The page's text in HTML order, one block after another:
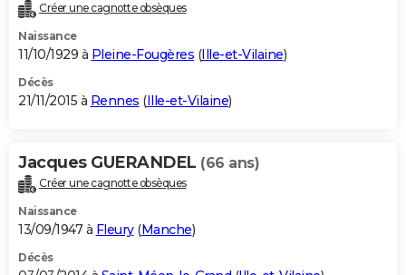
Créer une cagnotte obsèques
Naissance
11/10/1929 à Pleine-Fougères (Ille-et-Vilaine)
Décès
21/11/2015 à Rennes (Ille-et-Vilaine)
Jacques GUERANDEL (66 ans)
Créer une cagnotte obsèques
Naissance
13/09/1947 à Fleury(Manche)
Décès